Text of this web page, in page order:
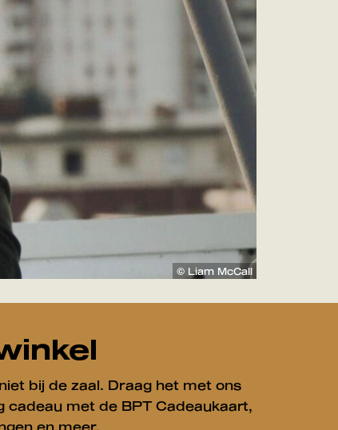
© Liam McCall
bij de zaal. Draag het met ons
cadeau met de BPT Cadeaukaart,
en meer.